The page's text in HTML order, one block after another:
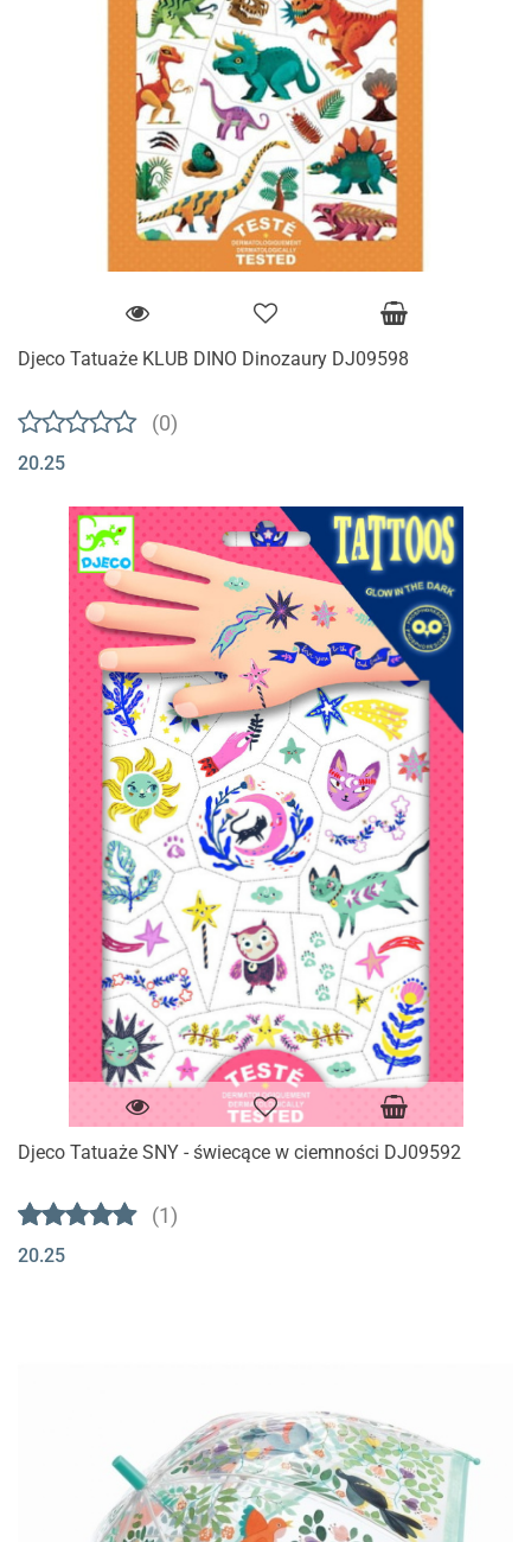
Djeco Tatuaże KLUB DINO Dinozaury DJ09598
(0)
20.25
Djeco Tatuaże SNY - świecące w ciemności DJ09592
(1)
20.25